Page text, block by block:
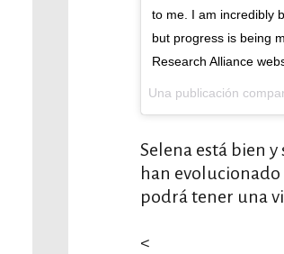
to me. I am incredibly
but progress is being
Research Alliance
Una publicación
Selena está bien
han
podrá tener una
<